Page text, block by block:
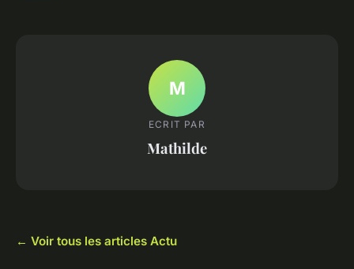
M
ECRIT PAR
Mathilde
← Voir tous les articles Actu